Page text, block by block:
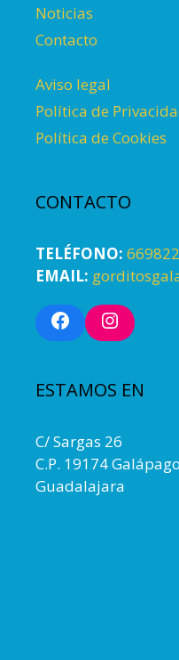
Noticias
Contacto
Aviso legal
Política de
Política de Cookies
CONTACTO
TELÉFONO:
EMAIL:
Facebook
ESTAMOS EN
C/ Sargas 26
C.P. 19174
Guadalajara